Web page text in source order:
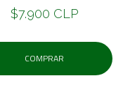
$7.900 CLP
COMPRAR